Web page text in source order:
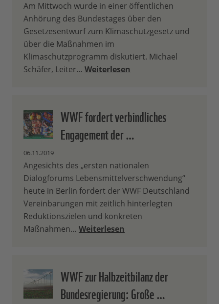
Am Mittwoch wurde in einer öffentlichen
Anhörung des Bundestages über den
Gesetzesentwurf zum Klimaschutzgesetz und
über die Maßnahmen im
Klimaschutzprogramm diskutiert. Michael
Schäfer, Leiter… Weiterlesen
WWF fordert verbindliches
Engagement der …
06.11.2019
Angesichts des „ersten nationalen
Dialogforums Lebensmittelverschwendung“
heute in Berlin fordert der WWF Deutschland
Vereinbarungen mit zeitlich hinterlegten
Reduktionszielen und konkreten
Maßnahmen… Weiterlesen
WWF zur Halbzeitbilanz der
Bundesregierung: Große …